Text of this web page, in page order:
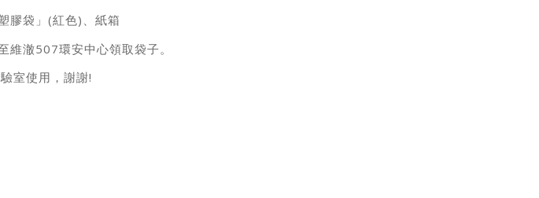
膠袋」(紅色)、紙箱
澈507環安中心領取袋子。
室使用，謝謝!